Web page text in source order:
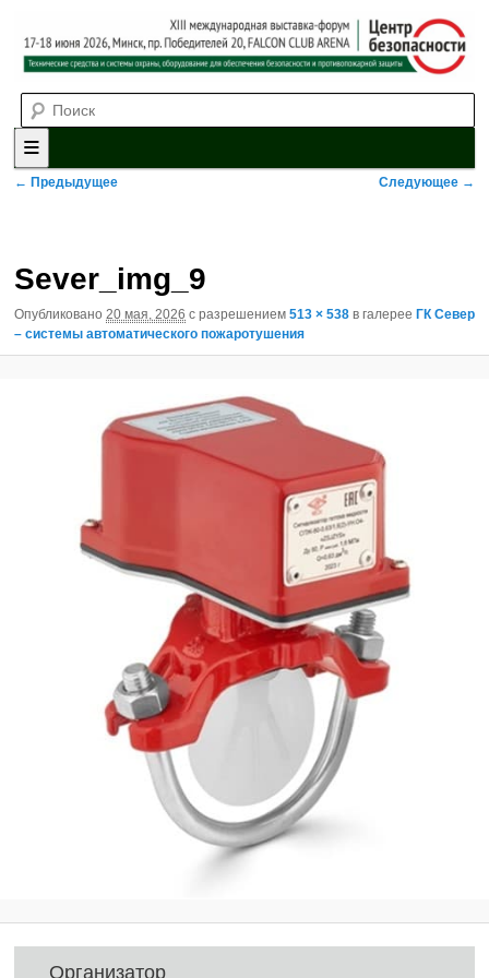
XII международная выставка-
форум «Центр безопасности»
систем охраны, оборудования для обеспечения безопасности и
противопожарной защиты. 4-5 июня 2025, Минск, пр. Победителей,
20
Главное меню
Перейти к основному содержимому
Перейти к дополнительному содержимому
Навигация по изображениям
← Предыдущее Следующее →
Sever_img_9
Опубликовано 20 мая, 2026 с разрешением 513 × 538 в галерее ГК Север
– системы автоматического пожаротушения
Организатор